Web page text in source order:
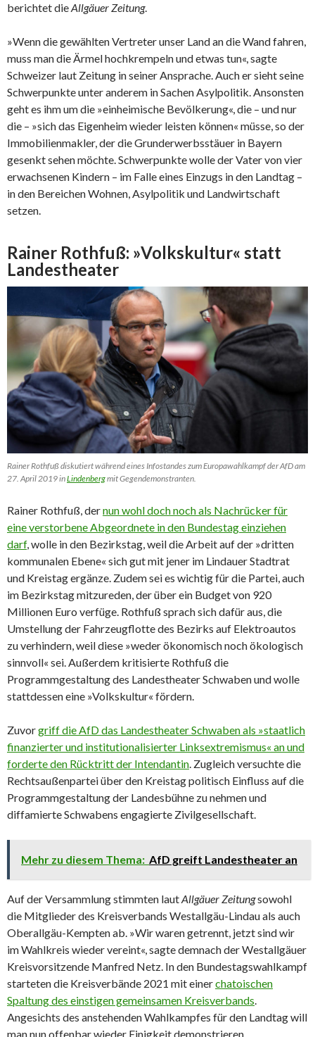
berichtet dieAllgäuer Zeitung.
»Wenn die gewählten Vertreter unser Land an die Wand fahren,
muss man die Ärmel hochkrempeln und etwas tun«, sagte
Schweizer laut Zeitung in seiner Ansprache. Auch er sieht seine
Schwerpunkte unter anderem in Sachen Asylpolitik. Ansonsten
geht es ihm um die »einheimische Bevölkerung«, die – und nur
die – »sich das Eigenheim wieder leisten können« müsse, so der
Immobilienmakler, der die Grunderwerbsstäuer in Bayern
gesenkt sehen möchte. Schwerpunkte wolle der Vater von vier
erwachsenen Kindern – im Falle eines Einzugs in den Landtag –
in den Bereichen Wohnen, Asylpolitik und Landwirtschaft
setzen.
Rainer Rothfuß: »Volkskultur« statt
Landestheater
Rainer Rothfuß diskutiert während eines Infostandes zum Europawahlkampf der AfD am
27. April 2019 inLindenbergmit Gegendemonstranten.
Rainer Rothfuß, dernun wohl doch noch als Nachrücker für
eine verstorbene Abgeordnete in den Bundestag einziehen
darf, wolle in den Bezirkstag, weil die Arbeit auf der »dritten
kommunalen Ebene« sich gut mit jener im Lindauer Stadtrat
und Kreistag ergänze. Zudem sei es wichtig für die Partei, auch
im Bezirkstag mitzureden, der über ein Budget von 920
Millionen Euro verfüge. Rothfuß sprach sich dafür aus, die
Umstellung der Fahrzeugflotte des Bezirks auf Elektroautos
zu verhindern, weil diese »weder ökonomisch noch ökologisch
sinnvoll« sei. Außerdem kritisierte Rothfuß die
Programmgestaltung des Landestheater Schwaben und wolle
stattdessen eine »Volkskultur« fördern.
Zuvorgriff die AfD das Landestheater Schwaben als »staatlich
finanzierter und institutionalisierter Linksextremismus« an und
forderte den Rücktritt der Intendantin. Zugleich versuchte die
Rechtsaußenpartei über den Kreistag politisch Einfluss auf die
Programmgestaltung der Landesbühne zu nehmen und
diffamierte Schwabens engagierte Zivilgesellschaft.
Mehr zu diesem Thema: AfD greift Landestheater an
Auf der Versammlung stimmten lautAllgäuer Zeitungsowohl
die Mitglieder des Kreisverbands Westallgäu-Lindau als auch
Oberallgäu-Kempten ab. »Wir waren getrennt, jetzt sind wir
im Wahlkreis wieder vereint«, sagte demnach der Westallgäuer
Kreisvorsitzende Manfred Netz. In den Bundestagswahlkampf
starteten die Kreisverbände 2021 mit einerchatoischen
Spaltung des einstigen gemeinsamen Kreisverbands.
Angesichts des anstehenden Wahlkampfes für den Landtag will
man nun offenbar wieder Einigkeit demonstrieren.